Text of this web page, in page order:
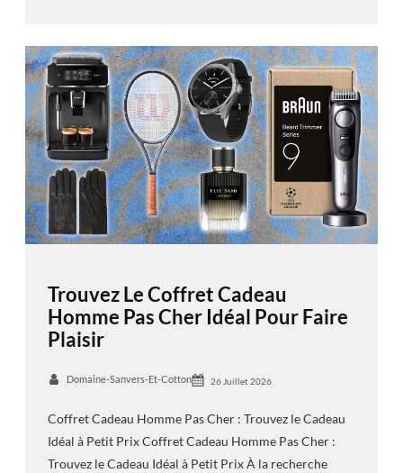
Trouvez Le Coffret Cadeau
Homme Pas Cher Idéal Pour Faire
Plaisir
Domaine-Sanvers-Et-Cotton 26 Juillet 2026
Coffret Cadeau Homme Pas Cher : Trouvez le Cadeau
Idéal à Petit Prix Coffret Cadeau Homme Pas Cher :
Trouvez le Cadeau Idéal à Petit Prix À la recherche